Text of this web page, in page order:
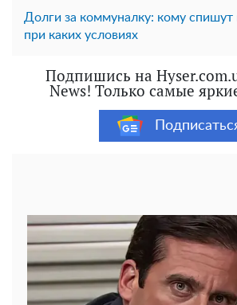
Долги за коммуналку: кому спишут
при каких условиях
Подпишись на
News! Только самые